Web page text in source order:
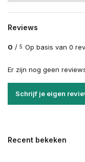
Reviews
0 / 5 Op basis van 0
Er zijn nog geen
Schrijf je eigen
Recent bekeken